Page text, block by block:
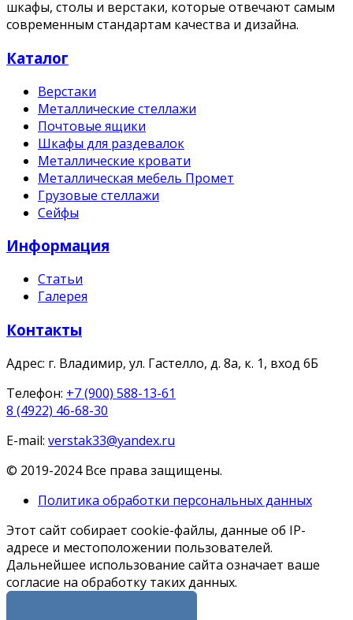
шкафы, столы и верстаки, которые отвечают самым
современным стандартам качества и дизайна.
Каталог
Верстаки
Металлические стеллажи
Почтовые ящики
Шкафы для раздевалок
Металлические кровати
Металлическая мебель Промет
Грузовые стеллажи
Сейфы
Информация
Статьи
Галерея
Контакты
Адрес: г. Владимир, ул. Гастелло, д. 8а, к. 1, вход 6Б
Телефон: +7 (900) 588-13-61
8 (4922) 46-68-30
E-mail: verstak33@yandex.ru
© 2019-2024 Все права защищены.
Политика обработки персональных данных
Этот сайт собирает cookie-файлы, данные об IP-
адресе и местоположении пользователей.
Дальнейшее использование сайта означает ваше
согласие на обработку таких данных.